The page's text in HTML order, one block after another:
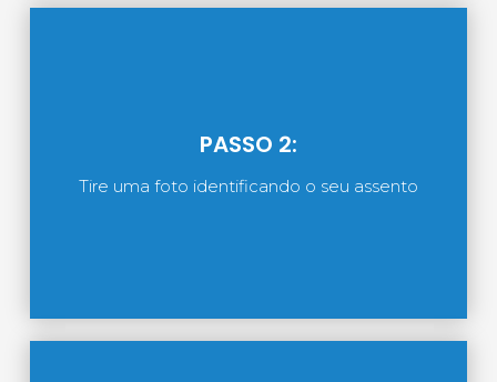
PASSO 2:
Tire uma foto identificando o seu assento